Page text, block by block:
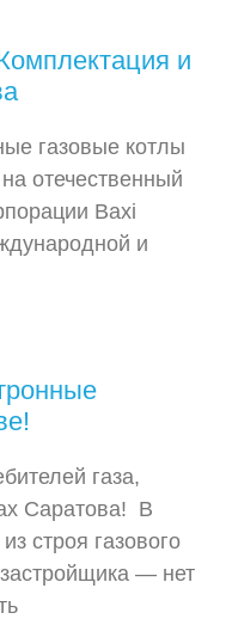
и
газовые котлы
отечественный
Baxi
и
газа,
Саратова! В
строя газового
застройщика — нет